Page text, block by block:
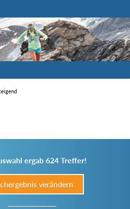
ergab 624 Treffer!
verändern